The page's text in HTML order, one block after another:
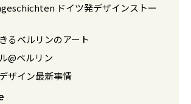
ドイツ発デザインストー
るベルリンのアート
@ベルリン
ザイン最新事情